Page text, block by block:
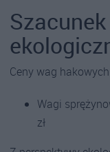
Ceny wag
Wagi
zł